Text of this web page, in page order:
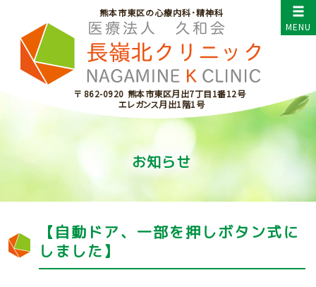
熊本市東区の心療内科･精神科
〒 862-0920 熊本市東区月出7丁目1番12号
エレガンス月出1階1号
お知らせ
【自動ドア、一部を押しボタン式に
しました】